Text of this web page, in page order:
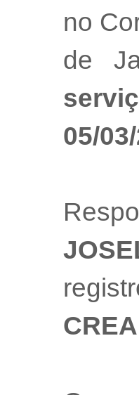
no
de
05/
CREA